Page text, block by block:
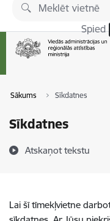
Pāriet uz lapas saturu
Spied
Sākums Sīkdatnes
Sīkdatnes
Atskaņot tekstu
Lai šī tīmekļvietne